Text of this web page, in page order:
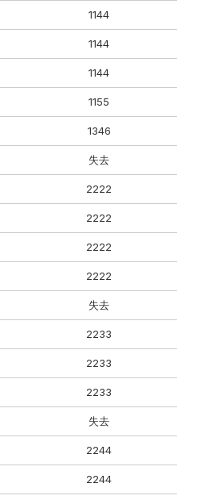
1144
1144
1144
1155
1346
失去
2222
2222
2222
2222
失去
2233
2233
2233
失去
2244
2244